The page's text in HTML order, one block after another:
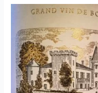
Py
Les
Vielles
Vignes
du
Père
Martin